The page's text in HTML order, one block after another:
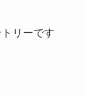
リーです